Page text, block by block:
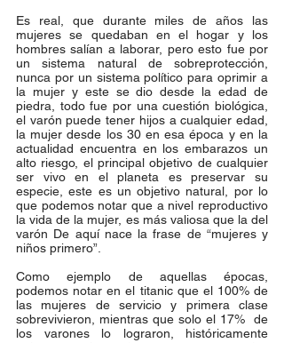
Es real, que durante miles de años las
mujeres se quedaban en el hogar y los
hombres salían a laborar, pero esto fue por
un sistema natural de sobreprotección,
nunca por un sistema político para oprimir a
la mujer y este se dio desde la edad de
piedra, todo fue por una cuestión biológica,
el varón puede tener hijos a cualquier edad,
la mujer desde los 30 en esa época y en la
actualidad encuentra en los embarazos un
alto riesgo, el principal objetivo de cualquier
ser vivo en el planeta es preservar su
especie, este es un objetivo natural, por lo
que podemos notar que a nivel reproductivo
la vida de la mujer, es más valiosa que la del
varón De aquí nace la frase de “mujeres y
niños primero”.
Como ejemplo de aquellas épocas,
podemos notar en el titanic que el 100% de
las mujeres de servicio y primera clase
sobrevivieron, mientras que solo el 17%  de
los varones lo lograron, históricamente